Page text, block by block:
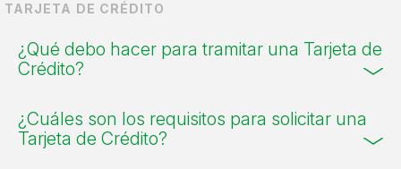
TARJETA DE CRÉDITO
¿Qué debo hacer para tramitar una Tarjeta de
Crédito?
¿Cuáles son los requisitos para solicitar una
Tarjeta de Crédito?